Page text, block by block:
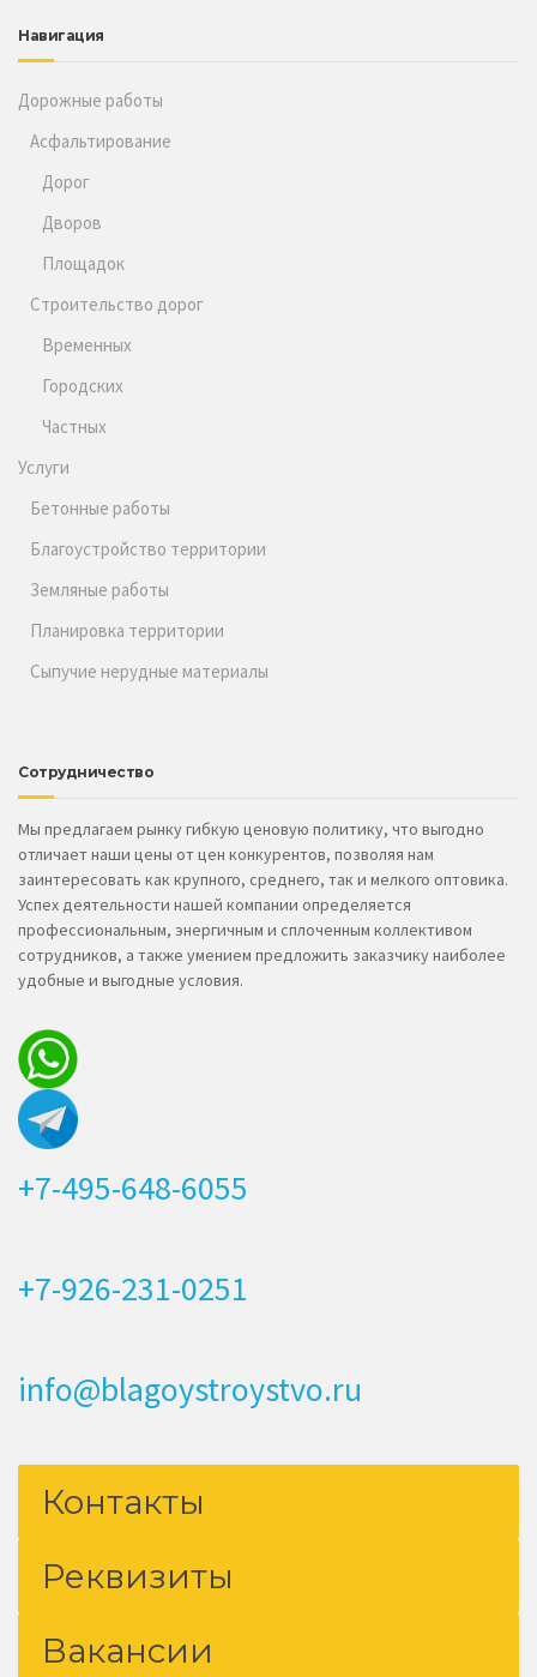
Навигация
Дорожные работы
Асфальтирование
Дорог
Дворов
Площадок
Строительство дорог
Временных
Городских
Частных
Услуги
Бетонные работы
Благоустройство территории
Земляные работы
Планировка территории
Сыпучие нерудные материалы
Сотрудничество
Мы предлагаем рынку гибкую ценовую политику, что выгодно
отличает наши цены от цен конкурентов, позволяя нам
заинтересовать как крупного, среднего, так и мелкого оптовика.
Успех деятельности нашей компании определяется
профессиональным, энергичным и сплоченным коллективом
сотрудников, а также умением предложить заказчику наиболее
удобные и выгодные условия.
+7-495-648-6055
+7-926-231-0251
info@blagoystroystvo.ru
Контакты
Реквизиты
Вакансии